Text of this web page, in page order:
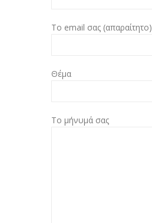
Το email σας (απαραίτητο)
Θέμα
Το μήνυμά σας